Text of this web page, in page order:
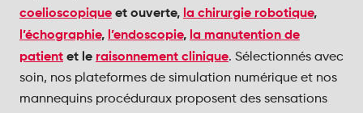
coelioscopique et ouverte, la chirurgie robotique,
l’échographie, l’endoscopie, la manutention de
patient et le raisonnement clinique. Sélectionnés avec
soin, nos plateformes de simulation numérique et nos
mannequins procéduraux proposent des sensations